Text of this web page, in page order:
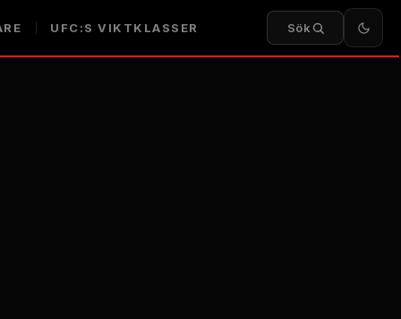
UFC:S VIKTKLASSER Sök